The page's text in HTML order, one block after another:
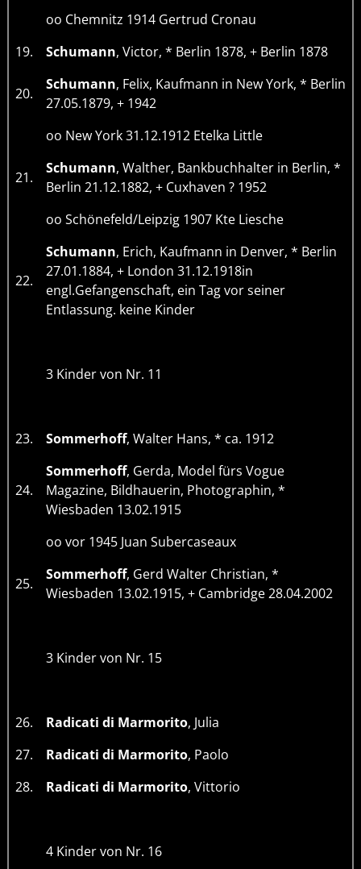
oo Chemnitz 1914 Gertrud Cronau
19.
Schumann, Victor, * Berlin 1878, + Berlin 1878
20.
Schumann, Felix, Kaufmann in New York, * Berlin
27.05.1879, + 1942
oo New York 31.12.1912 Etelka Little
21.
Schumann, Walther, Bankbuchhalter in Berlin, *
Berlin 21.12.1882, + Cuxhaven ? 1952
oo Schönefeld/Leipzig 1907 Kte Liesche
22.
Schumann, Erich, Kaufmann in Denver, * Berlin
27.01.1884, + London 31.12.1918in
engl.Gefangenschaft, ein Tag vor seiner
Entlassung. keine Kinder
3 Kinder von Nr. 11
23. Sommerhoff, Walter Hans, * ca. 1912
24.
Sommerhoff, Gerda, Model fürs Vogue
Magazine, Bildhauerin, Photographin, *
Wiesbaden 13.02.1915
oo vor 1945 Juan Subercaseaux
25.
Sommerhoff, Gerd Walter Christian, *
Wiesbaden 13.02.1915, + Cambridge 28.04.2002
3 Kinder von Nr. 15
26. Radicati di Marmorito, Julia
27.
Radicati di Marmorito, Paolo
28.
Radicati di Marmorito, Vittorio
4 Kinder von Nr. 16